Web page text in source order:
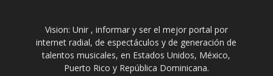
Vision: Unir , informar y ser el mejor portal por
internet radial, de espectáculos y de generación de
talentos musicales, en Estados Unidos, México,
Puerto Rico y República Dominicana.